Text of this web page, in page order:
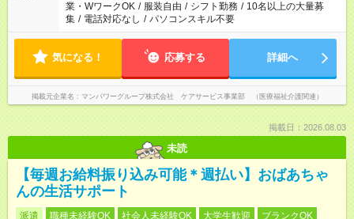
業・WワークOK / 服装自由 / シフト勤務 / 10名以上の大量募
集 / 電話対応なし / パソコンスキル不要
気になる！ 応募する 詳細へ
掲載元企業名 マンパワーグループ株式会社 ケアサービス事業部 （医療福祉介護関連）
掲載日：2026.08.03
未読
【毎週お給料振り込み可能＊週払い】おばあちゃ
んの生活サポート
派遣 職種未経験OK 社会人未経験OK 大学生歓迎
ブランクOK